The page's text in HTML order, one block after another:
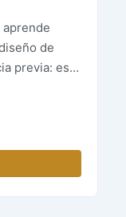
de
previa: este